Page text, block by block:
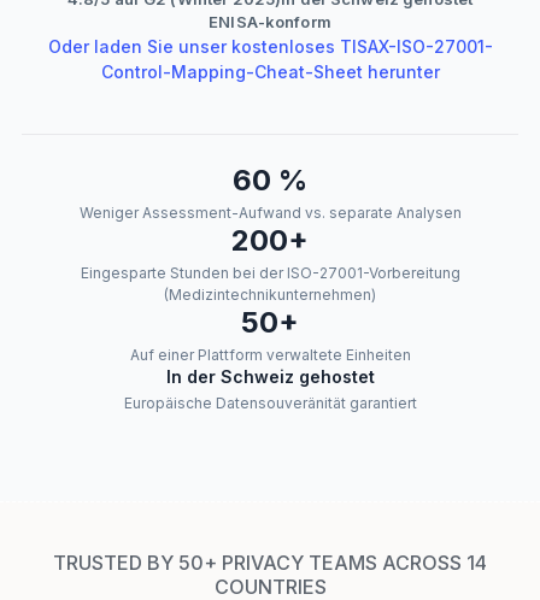
ENISA-konform
Oder laden Sie unser kostenloses TISAX-ISO-27001-
Control-Mapping-Cheat-Sheet herunter
60 %
Weniger Assessment-Aufwand vs. separate Analysen
200+
Eingesparte Stunden bei der ISO-27001-Vorbereitung
(Medizintechnikunternehmen)
50+
Auf einer Plattform verwaltete Einheiten
In der Schweiz gehostet
Europäische Datensouveränität garantiert
TRUSTED BY 50+ PRIVACY TEAMS ACROSS 14
COUNTRIES